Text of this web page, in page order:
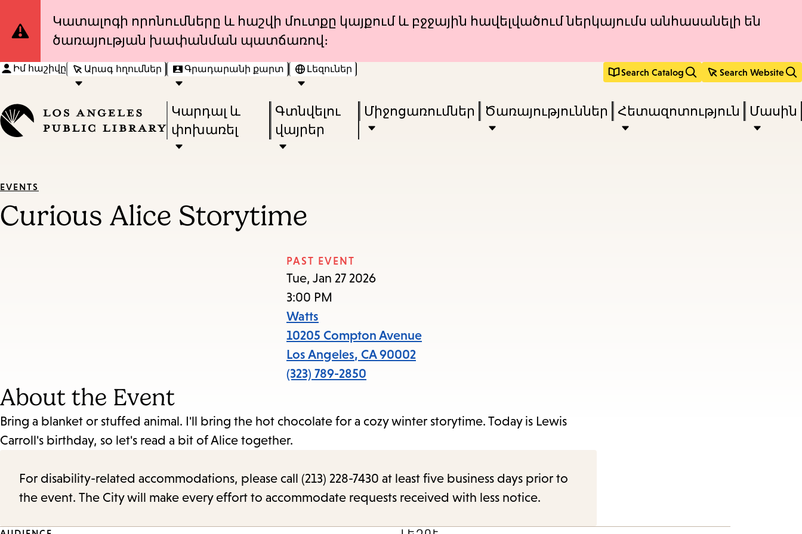
Skip
Skip
Site
Notification
Կատալոգի որոնումները և հաշվի մուտքը կայքում և բջջային հավելվածում ներկայումս անհասանելի են
ծառայության խափանման պատճառով։
Իմ հաշիվը Արագ հղումներ Գրադարանի քարտ Լեզուներ Search Catalog Search Website
in
keywords
Press
Enter
to
submenu,
down
close
the
submenu.
Կարդալ և
փոխառել
Գտնվելու
վայրեր
Միջոցառումներ Ծառայություններ Հետազոտություն Մասին
EVENTS
Curious Alice Storytime
PAST EVENT
Tue, Jan 27 2026
3:00 PM
Watts
10205 Compton Avenue
Los Angeles, CA 90002
(323) 789-2850
About the Event
Bring a blanket or stuffed animal. I'll bring the hot chocolate for a cozy winter storytime. Today is Lewis
Carroll's birthday, so let's read a bit of Alice together.
For disability-related accommodations, please call (213) 228-7430 at least five business days prior to
the event. The City will make every effort to accommodate requests received with less notice.